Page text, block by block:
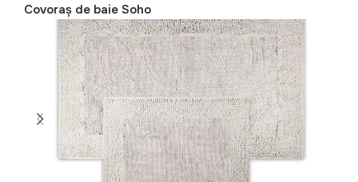
Covoraș de baie Soho